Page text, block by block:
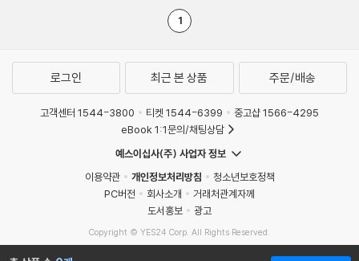
1
로그인 최근 본 상품 주문/배송
고객센터 1544-3800 티켓 1544-6399
중고샵 1566-4295
eBook 1:1문의/채팅상담
예스이십사(주) 사업자 정보
이용약관
개인정보처리방침
청소년보호정책
PC버전
회사소개
거래처관계자께
도서홍보
광고
Copyright © YES24 Corp. All Rights Reserved.
MATOM15